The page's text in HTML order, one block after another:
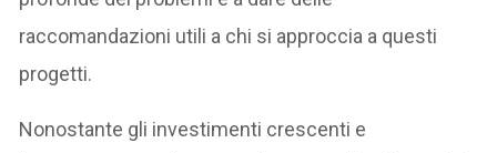
raccomandazioni utili a chi si approccia a questi
progetti.
Nonostante gli investimenti crescenti e